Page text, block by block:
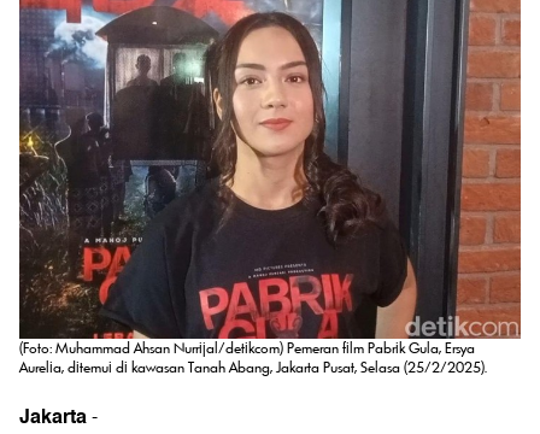
(Foto: Muhammad Ahsan Nurrijal/detikcom) Pemeran film Pabrik Gula, Ersya
Aurelia, ditemui di kawasan Tanah Abang, Jakarta Pusat, Selasa (25/2/2025).
Jakarta-